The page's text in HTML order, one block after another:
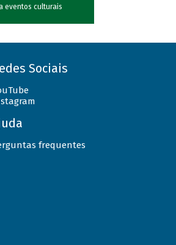
eventos culturais
Sociais
frequentes